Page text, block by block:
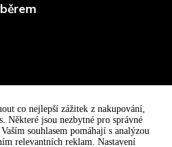
co nejlepší zážitek z nakupování,
Některé jsou nezbytné pro správné
souhlasem pomáhají s analýzou
relevantních reklam. Nastavení